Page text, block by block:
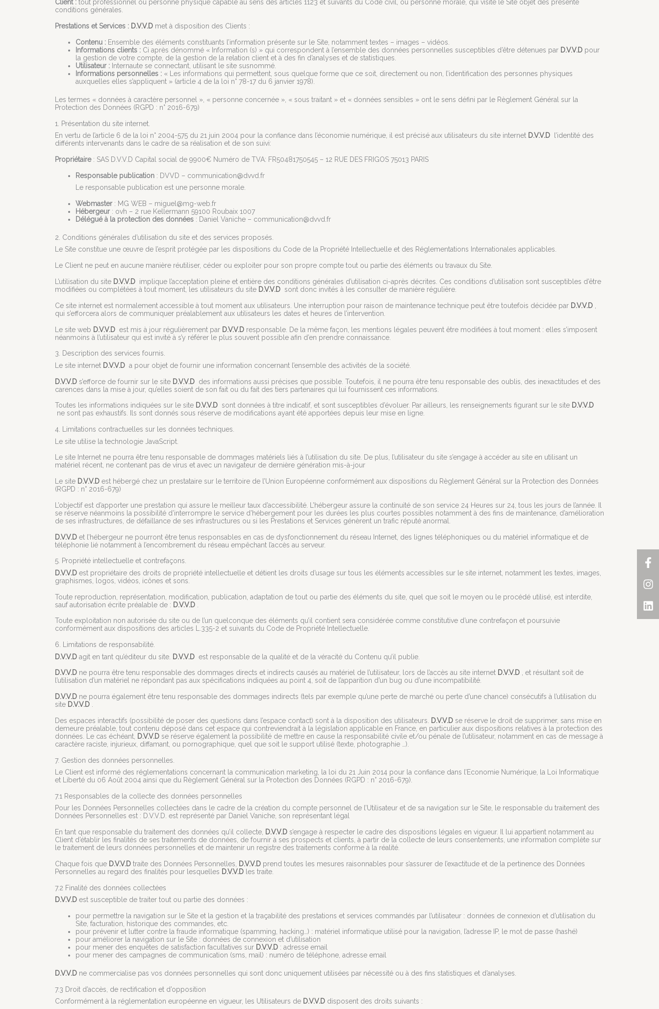
Client : tout professionnel ou personne physique capable au sens des articles 1123 et suivants du Code civil, ou personne morale, qui visite le Site objet des présente
conditions générales.
Prestations et Services : D.V.V.D met à disposition des Clients :
Contenu : Ensemble des éléments constituants l’information présente sur le Site, notamment textes – images – vidéos.
Informations clients : Ci après dénommé « Information (s) » qui correspondent à l’ensemble des données personnelles susceptibles d’être détenues par D.V.V.D pour
la gestion de votre compte, de la gestion de la relation client et à des fin d’analyses et de statistiques.
Utilisateur : Internaute se connectant, utilisant le site susnommé.
Informations personnelles : « Les informations qui permettent, sous quelque forme que ce soit, directement ou non, l’identification des personnes physiques
auxquelles elles s’appliquent » (article 4 de la loi n° 78-17 du 6 janvier 1978).
Les termes « données à caractère personnel », « personne concernée », « sous traitant » et « données sensibles » ont le sens défini par le Règlement Général sur la
Protection des Données (RGPD : n° 2016-679)
1. Présentation du site internet.
En vertu de l’article 6 de la loi n° 2004-575 du 21 juin 2004 pour la confiance dans l’économie numérique, il est précisé aux utilisateurs du site internet D.V.V.D l’identité des
différents intervenants dans le cadre de sa réalisation et de son suivi:
Propriétaire: SAS D.V.V.D Capital social de 9900€ Numéro de TVA: FR50481750545 – 12 RUE DES FRIGOS 75013 PARIS
Responsable publication : DVVD – communication@dvvd.fr
Le responsable publication est une personne morale.
Webmaster: MG WEB – miguel@mg-web.fr
Hébergeur: ovh – 2 rue Kellermann 59100 Roubaix 1007
Délégué à la protection des données : Daniel Vaniche – communication@dvvd.fr
2. Conditions générales d’utilisation du site et des services proposés.
Le Site constitue une œuvre de l’esprit protégée par les dispositions du Code de la Propriété Intellectuelle et des Réglementations Internationales applicables.
Le Client ne peut en aucune manière réutiliser, céder ou exploiter pour son propre compte tout ou partie des éléments ou travaux du Site.
L’utilisation du site D.V.V.D implique l’acceptation pleine et entière des conditions générales d’utilisation ci-après décrites. Ces conditions d’utilisation sont susceptibles d’être
modifiées ou complétées à tout moment, les utilisateurs du site D.V.V.D sont donc invités à les consulter de manière régulière.
Ce site internet est normalement accessible à tout moment aux utilisateurs. Une interruption pour raison de maintenance technique peut être toutefois décidée par D.V.V.D
qui s’efforcera alors de communiquer préalablement aux utilisateurs les dates et heures de l’intervention.
Le site web D.V.V.D est mis à jour régulièrement par D.V.V.D responsable. De la même façon, les mentions légales peuvent être modifiées à tout moment : elles s’imposent
néanmoins à l’utilisateur qui est invité à s’y référer le plus souvent possible afin d’en prendre connaissance.
3. Description des services fournis.
Le site internet D.V.V.D a pour objet de fournir une information concernant l’ensemble des activités de la société.
D.V.V.D s’efforce de fournir sur le site D.V.V.D des informations aussi précises que possible. Toutefois, il ne pourra être tenu responsable des oublis, des inexactitudes et des
carences dans la mise à jour, qu’elles soient de son fait ou du fait des tiers partenaires qui lui fournissent ces informations.
Toutes les informations indiquées sur le site D.V.V.D sont données à titre indicatif, et sont susceptibles d’évoluer. Par ailleurs, les renseignements figurant sur le site D.V.V.D
ne sont pas exhaustifs. Ils sont donnés sous réserve de modifications ayant été apportées depuis leur mise en ligne.
4. Limitations contractuelles sur les données techniques.
Le site utilise la technologie JavaScript.
Le site Internet ne pourra être tenu responsable de dommages matériels liés à l’utilisation du site. De plus, l’utilisateur du site s’engage à accéder au site en utilisant un
matériel récent, ne contenant pas de virus et avec un navigateur de dernière génération mis-à-jour
Le site D.V.V.D est hébergé chez un prestataire sur le territoire de l’Union Européenne conformément aux dispositions du Règlement Général sur la Protection des Données
(RGPD : n° 2016-679)
L’objectif est d’apporter une prestation qui assure le meilleur taux d’accessibilité. L’hébergeur assure la continuité de son service 24 Heures sur 24, tous les jours de l’année. Il
se réserve néanmoins la possibilité d’interrompre le service d’hébergement pour les durées les plus courtes possibles notamment à des fins de maintenance, d’amélioration
de ses infrastructures, de défaillance de ses infrastructures ou si les Prestations et Services génèrent un trafic réputé anormal.
D.V.V.D et l’hébergeur ne pourront être tenus responsables en cas de dysfonctionnement du réseau Internet, des lignes téléphoniques ou du matériel informatique et de
téléphonie lié notamment à l’encombrement du réseau empêchant l’accès au serveur.
5. Propriété intellectuelle et contrefaçons.
D.V.V.D est propriétaire des droits de propriété intellectuelle et détient les droits d’usage sur tous les éléments accessibles sur le site internet, notamment les textes, images,
graphismes, logos, vidéos, icônes et sons.
Toute reproduction, représentation, modification, publication, adaptation de tout ou partie des éléments du site, quel que soit le moyen ou le procédé utilisé, est interdite,
sauf autorisation écrite préalable de : D.V.V.D
Toute exploitation non autorisée du site ou de l’un quelconque des éléments qu’il contient sera considérée comme constitutive d’une contrefaçon et poursuivie
conformément aux dispositions des articles L.335-2 et suivants du Code de Propriété Intellectuelle.
6. Limitations de responsabilité.
D.V.V.D agit en tant qu’éditeur du site. D.V.V.D est responsable de la qualité et de la véracité du Contenu qu’il publie.
D.V.V.D ne pourra être tenu responsable des dommages directs et indirects causés au matériel de l’utilisateur, lors de l’accès au site internet D.V.V.D , et résultant soit de
l’utilisation d’un matériel ne répondant pas aux spécifications indiquées au point 4, soit de l’apparition d’un bug ou d’une incompatibilité.
D.V.V.D ne pourra également être tenu responsable des dommages indirects (tels par exemple qu’une perte de marché ou perte d’une chance) consécutifs à l’utilisation du
site D.V.V.D .
Des espaces interactifs (possibilité de poser des questions dans l’espace contact) sont à la disposition des utilisateurs. D.V.V.D se réserve le droit de supprimer, sans mise en
demeure préalable, tout contenu déposé dans cet espace qui contreviendrait à la législation applicable en France, en particulier aux dispositions relatives à la protection des
données. Le cas échéant, D.V.V.D se réserve également la possibilité de mettre en cause la responsabilité civile et/ou pénale de l’utilisateur, notamment en cas de message à
caractère raciste, injurieux, diffamant, ou pornographique, quel que soit le support utilisé (texte, photographie …).
7. Gestion des données personnelles.
Le Client est informé des réglementations concernant la communication marketing, la loi du 21 Juin 2014 pour la confiance dans l’Economie Numérique, la Loi Informatique
et Liberté du 06 Août 2004 ainsi que du Règlement Général sur la Protection des Données (RGPD : n° 2016-679).
7.1 Responsables de la collecte des données personnelles
Pour les Données Personnelles collectées dans le cadre de la création du compte personnel de l’Utilisateur et de sa navigation sur le Site, le responsable du traitement des
Données Personnelles est : D.V.V.D. est représenté par Daniel Vaniche, son représentant légal
En tant que responsable du traitement des données qu’il collecte, D.V.V.D s’engage à respecter le cadre des dispositions légales en vigueur. Il lui appartient notamment au
Client d’établir les finalités de ses traitements de données, de fournir à ses prospects et clients, à partir de la collecte de leurs consentements, une information complète sur
le traitement de leurs données personnelles et de maintenir un registre des traitements conforme à la réalité.
Chaque fois que D.V.V.D traite des Données Personnelles, D.V.V.D prend toutes les mesures raisonnables pour s’assurer de l’exactitude et de la pertinence des Données
Personnelles au regard des finalités pour lesquelles D.V.V.D les traite.
7.2 Finalité des données collectées
D.V.V.D est susceptible de traiter tout ou partie des données :
pour permettre la navigation sur le Site et la gestion et la traçabilité des prestations et services commandés par l’utilisateur : données de connexion et d’utilisation du
Site, facturation, historique des commandes, etc.
pour prévenir et lutter contre la fraude informatique (spamming, hacking…) : matériel informatique utilisé pour la navigation, l’adresse IP, le mot de passe (hashé)
pour améliorer la navigation sur le Site : données de connexion et d’utilisation
pour mener des enquêtes de satisfaction facultatives sur D.V.V.D : adresse email
pour mener des campagnes de communication (sms, mail) : numéro de téléphone, adresse email
D.V.V.D ne commercialise pas vos données personnelles qui sont donc uniquement utilisées par nécessité ou à des fins statistiques et d’analyses.
7.3 Droit d’accès, de rectification et d’opposition
Conformément à la réglementation européenne en vigueur, les Utilisateurs de D.V.V.D disposent des droits suivants :
f